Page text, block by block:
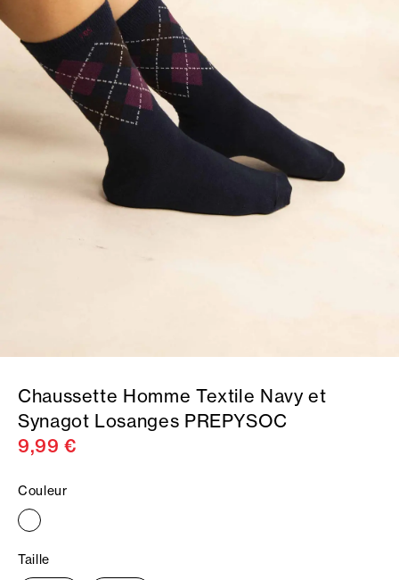
Chaussette Homme Textile Navy et
Synagot Losanges PREPYSOC
9,99 €
Couleur
Taille